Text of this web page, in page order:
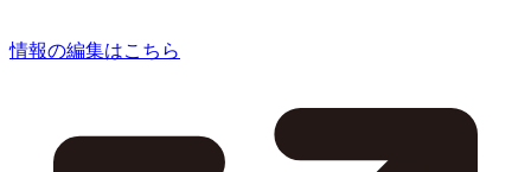
情報の編集はこちら